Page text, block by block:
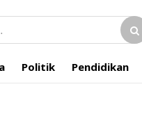
Politik Pendidikan